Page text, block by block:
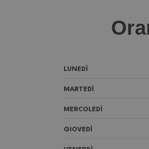
LUNEDÌ
MARTEDÌ
MERCOLEDÌ
GIOVEDÌ